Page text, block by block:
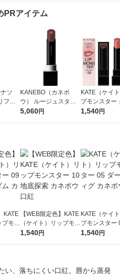
PRアイテム
ソ
フレ
01
KANEBO（カネボ
ウ） ルージュスター
ヴァイブラント V07
5,060円
KATE（ケイ
プモンスター
トーン C02
1,540円
KATE
プモン
のマ
【WEB限定色】KATE
（ケイト）リップモン
スター 10 地底探索 カ
1,540円
KATE（ケイ
プモンスター
クフィグ カ
1,540円
い、落ちにくい口紅。唇から蒸発